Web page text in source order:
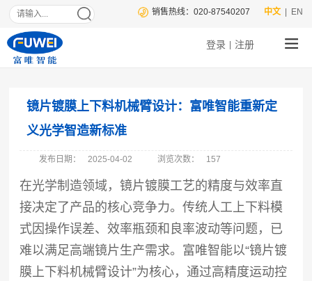
| EN
中文
销售热线：020-87540207
登录 注册
镜片镀膜上下料机械臂设计：富唯智能重新定
义光学智造新标准
发布日期： 2025-04-02 浏览次数： 157
在光学制造领域，镜片镀膜工艺的精度与效率直
接决定了产品的核心竞争力。传统人工上下料模
式因操作误差、效率瓶颈和良率波动等问题，已
难以满足高端镜片生产需求。 富唯智能以“镜片镀
膜上下料机械臂设计”为核心，通过高精度运动控